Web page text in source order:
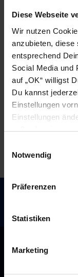
Diese Webseite
Wir nutzen
anzubieten,
entsprechend
Social Media und
auf „OK“ willigst
Du kannst
Einstellungen
Einstellungen
außerdem in
Notwendig
Präferenzen
Statistiken
Marketing
bei
jetzt